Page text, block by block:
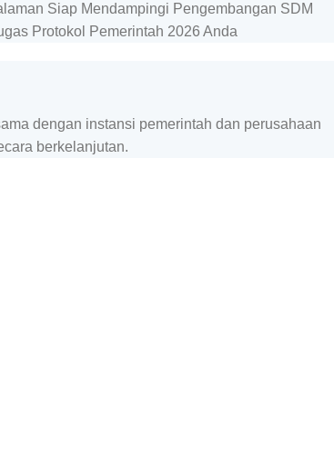
Siap Mendampingi Pengembangan SDM
Protokol Pemerintah 2026 Anda
dengan instansi pemerintah dan perusahaan
berkelanjutan.